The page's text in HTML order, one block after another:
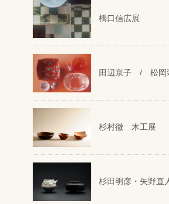
橋口信広展
田辺京子 / 松岡
杉村徹 木工展
杉田明彦・矢野直